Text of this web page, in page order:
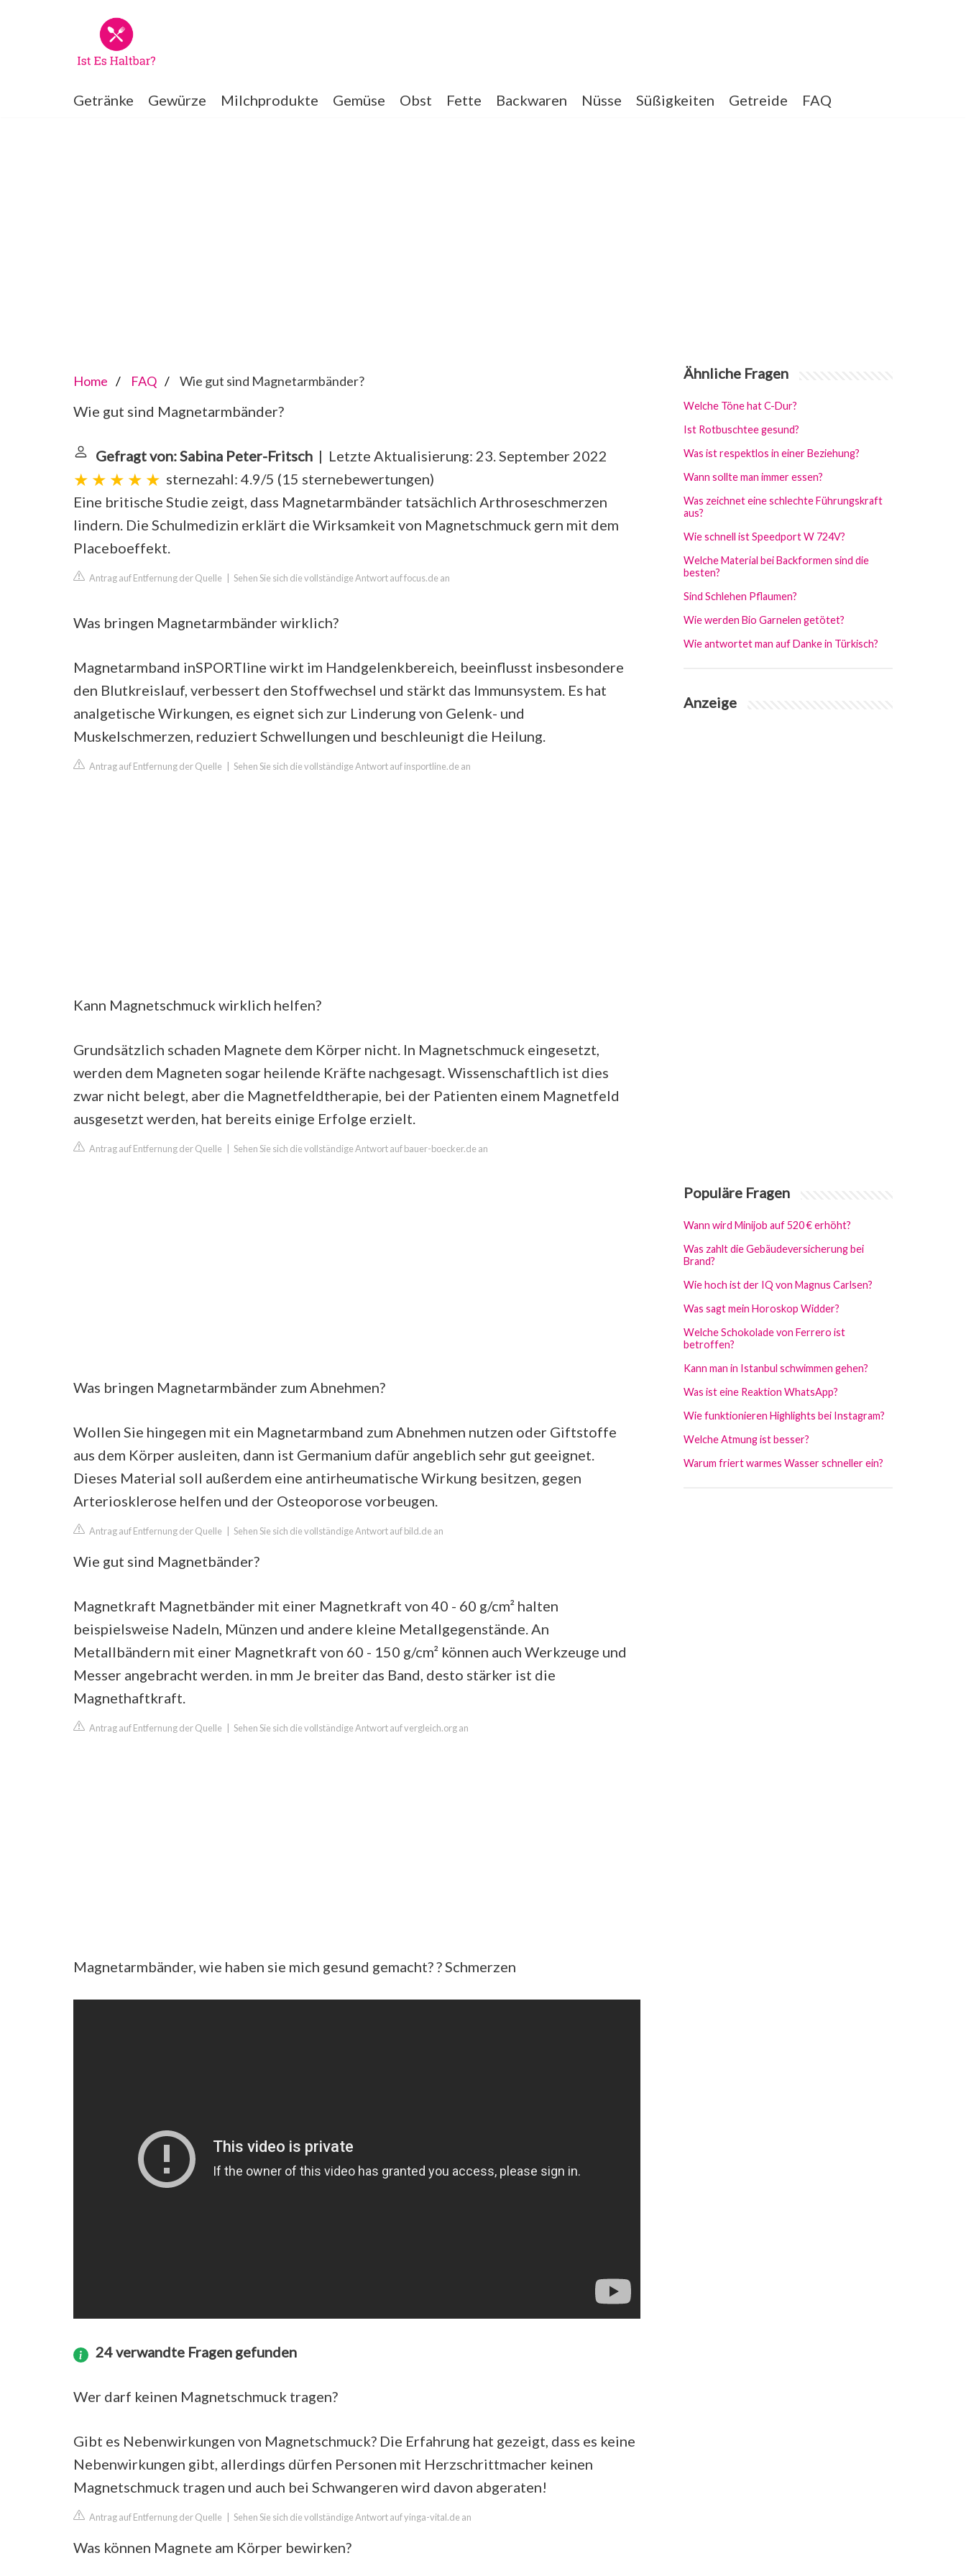
Getränke Gewürze Milchprodukte Gemüse Obst Fette Backwaren Nüsse Süßigkeiten Getreide FAQ
Home FAQ Wie gut sind Magnetarmbänder?
Wie gut sind Magnetarmbänder?
Gefragt von: Sabina Peter-Fritsch | Letzte Aktualisierung: 23. September 2022
sternezahl: 4.9/5 (15 sternebewertungen)
Eine britische Studie zeigt, dass Magnetarmbänder tatsächlich Arthroseschmerzen
lindern. Die Schulmedizin erklärt die Wirksamkeit von Magnetschmuck gern mit dem
Placeboeffekt.
Antrag auf Entfernung der Quelle Sehen Sie sich die vollständige Antwort auf focus.de an
Was bringen Magnetarmbänder wirklich?
Magnetarmband inSPORTline wirkt im Handgelenkbereich, beeinflusst insbesondere
den Blutkreislauf, verbessert den Stoffwechsel und stärkt das Immunsystem. Es hat
analgetische Wirkungen, es eignet sich zur Linderung von Gelenk- und
Muskelschmerzen, reduziert Schwellungen und beschleunigt die Heilung.
Antrag auf Entfernung der Quelle Sehen Sie sich die vollständige Antwort auf insportline.de an
Kann Magnetschmuck wirklich helfen?
Grundsätzlich schaden Magnete dem Körper nicht. In Magnetschmuck eingesetzt,
werden dem Magneten sogar heilende Kräfte nachgesagt. Wissenschaftlich ist dies
zwar nicht belegt, aber die Magnetfeldtherapie, bei der Patienten einem Magnetfeld
ausgesetzt werden, hat bereits einige Erfolge erzielt.
Antrag auf Entfernung der Quelle Sehen Sie sich die vollständige Antwort auf bauer-boecker.de an
Was bringen Magnetarmbänder zum Abnehmen?
Wollen Sie hingegen mit ein Magnetarmband zum Abnehmen nutzen oder Giftstoffe
aus dem Körper ausleiten, dann ist Germanium dafür angeblich sehr gut geeignet.
Dieses Material soll außerdem eine antirheumatische Wirkung besitzen, gegen
Arteriosklerose helfen und der Osteoporose vorbeugen.
Antrag auf Entfernung der Quelle Sehen Sie sich die vollständige Antwort auf bild.de an
Wie gut sind Magnetbänder?
Magnetkraft Magnetbänder mit einer Magnetkraft von 40 - 60 g/cm² halten
beispielsweise Nadeln, Münzen und andere kleine Metallgegenstände. An
Metallbändern mit einer Magnetkraft von 60 - 150 g/cm² können auch Werkzeuge und
Messer angebracht werden. in mm Je breiter das Band, desto stärker ist die
Magnethaftkraft.
Antrag auf Entfernung der Quelle Sehen Sie sich die vollständige Antwort auf vergleich.org an
Magnetarmbänder, wie haben sie mich gesund gemacht? ? Schmerzen
24 verwandte Fragen gefunden
Wer darf keinen Magnetschmuck tragen?
Gibt es Nebenwirkungen von Magnetschmuck? Die Erfahrung hat gezeigt, dass es keine
Nebenwirkungen gibt, allerdings dürfen Personen mit Herzschrittmacher keinen
Magnetschmuck tragen und auch bei Schwangeren wird davon abgeraten!
Antrag auf Entfernung der Quelle Sehen Sie sich die vollständige Antwort auf yinga-vital.de an
Was können Magnete am Körper bewirken?
Ähnliche Fragen
Welche Töne hat C-Dur?
Ist Rotbuschtee gesund?
Was ist respektlos in einer Beziehung?
Wann sollte man immer essen?
Was zeichnet eine schlechte Führungskraft
aus?
Wie schnell ist Speedport W 724V?
Welche Material bei Backformen sind die
besten?
Sind Schlehen Pflaumen?
Wie werden Bio Garnelen getötet?
Wie antwortet man auf Danke in Türkisch?
Anzeige
Populäre Fragen
Wann wird Minijob auf 520 € erhöht?
Was zahlt die Gebäudeversicherung bei
Brand?
Wie hoch ist der IQ von Magnus Carlsen?
Was sagt mein Horoskop Widder?
Welche Schokolade von Ferrero ist
betroffen?
Kann man in Istanbul schwimmen gehen?
Was ist eine Reaktion WhatsApp?
Wie funktionieren Highlights bei Instagram?
Welche Atmung ist besser?
Warum friert warmes Wasser schneller ein?